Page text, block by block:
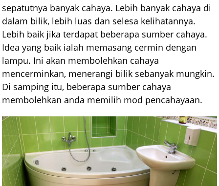
sepatutnya banyak cahaya. Lebih banyak cahaya di
dalam bilik, lebih luas dan selesa kelihatannya.
Lebih baik jika terdapat beberapa sumber cahaya.
Idea yang baik ialah memasang cermin dengan
lampu. Ini akan membolehkan cahaya
mencerminkan, menerangi bilik sebanyak mungkin.
Di samping itu, beberapa sumber cahaya
membolehkan anda memilih mod pencahayaan.